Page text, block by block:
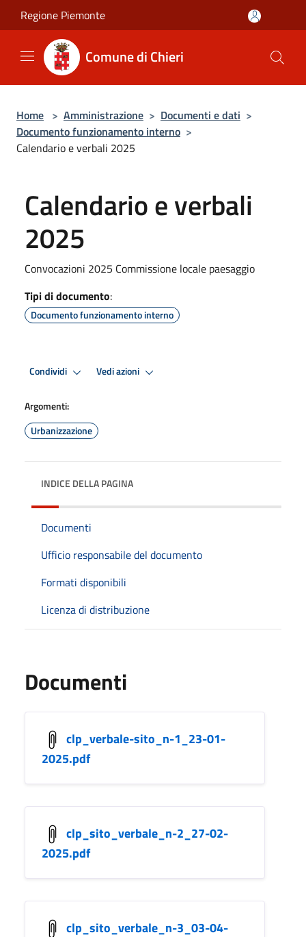
Salta al contenuto principale
Regione Piemonte
Comune di Chieri
Home > Amministrazione > Documenti e dati >
Documento funzionamento interno >
Calendario e verbali 2025
Calendario e verbali
2025
Convocazioni 2025 Commissione locale paesaggio
Tipi di documento:
Documento funzionamento interno
Condividi Vedi azioni
Argomenti:
Urbanizzazione
INDICE DELLA PAGINA
Documenti
Ufficio responsabile del documento
Formati disponibili
Licenza di distribuzione
Documenti
clp_verbale-sito_n-1_23-01-
2025.pdf
clp_sito_verbale_n-2_27-02-
2025.pdf
clp_sito_verbale_n-3_03-04-